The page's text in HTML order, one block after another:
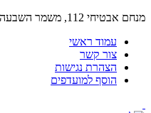
מנחם אבטיחי 112, משמר השבעה, טלפון: 03-6209907, נייד: 052-8064242, פקס: 03-6209908
עמוד ראשי
צור קשר
הצהרת נגישות
הוסף למועדפים